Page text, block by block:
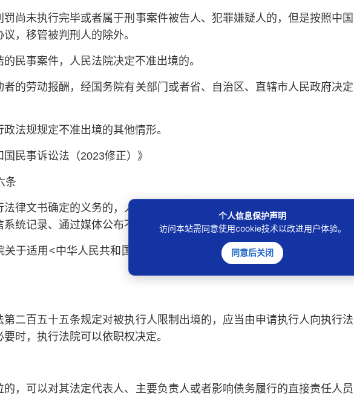
未执行完毕或者属于刑事案件被告人、犯罪嫌疑人的，但是按照中国
，移管被判刑人的除外。
事案件，人民法院决定不准出境的。
劳动报酬，经国务院有关部门或者省、自治区、直辖市人民政府决定
规规定不准出境的其他情形。
事诉讼法（2023修正）》
条
文书确定的义务的，人民法院可以对其采取或者通知有关单位协助采
统记录、通过媒体公布不履行义务信息以及法律规定的其他措施。
适用<中华人民共和国民事诉讼法>执行程序若干问题的解释(2020修
百五十五条规定对被执行人限制出境的，应当由申请执行人向执行法
时，执行法院可以依职权决定。
可以对其法定代表人、主要负责人或者影响债务履行的直接责任人员
个人信息保护声明
访问本站需同意使用cookie技术以改进用户体验。
同意后关闭